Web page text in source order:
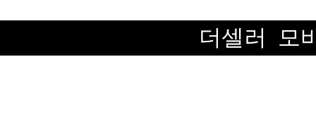
더셀러 모